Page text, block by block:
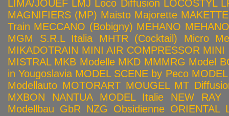
LIMA/JOUEF LMJ Loco Diffusion LOCOSTYL
MAGNIFIERS (MP) Maisto Majorette MAKETTE
Train MECCANO (Bobigny) MEHANO
MGM S.R.L Italia
MHTR (Cocktail)
Micro
MIKADOTRAIN MINI AIR COMPRESSOR MINI
MISTRAL MKB Modelle MKD MMMRG Model
in Yougoslavia MODEL SCENE by Peco
Modellauto MOTORART MOUGEL MT
MXBON
NANTUA MODEL Italie NEW RAY
Modellbau GbR NZG Obsidienne ORIENTAL